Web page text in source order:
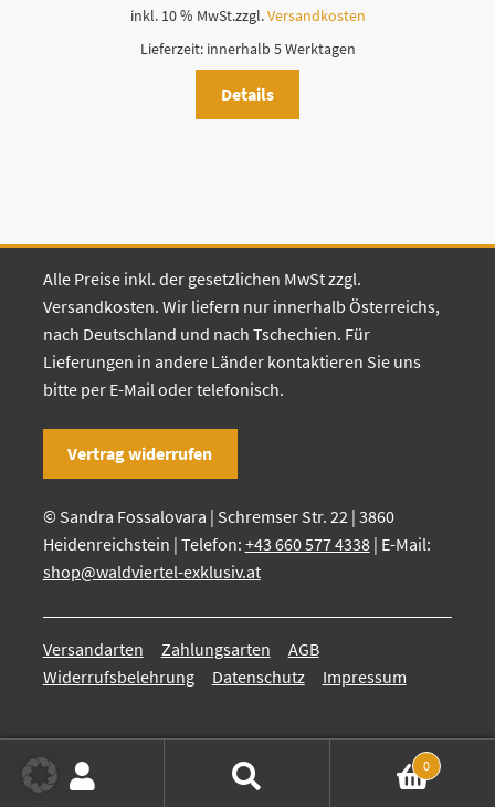
inkl. 10 % MwSt.zzgl.Versandkosten
Lieferzeit: innerhalb 5 Werktagen
Details
Alle Preise inkl. der gesetzlichen MwSt zzgl.
Versandkosten. Wir liefern nur innerhalb Österreichs,
nach Deutschland und nach Tschechien. Für
Lieferungen in andere Länder kontaktieren Sie uns
bitte per E-Mail oder telefonisch.
Vertrag widerrufen
© Sandra Fossalovara | Schremser Str. 22 | 3860
Heidenreichstein | Telefon: +43 660 577 4338| E-Mail:
shop@waldviertel-exklusiv.at
Versandarten Zahlungsarten
AGB
Widerrufsbelehrung
Datenschutz Impressum
Suchen
Suchen
0